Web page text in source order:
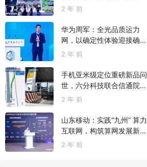
决方案亮相2024中国国际信
2 年 前
华为周军：全光品质运力
网，以确定性体验迎接确定
性的智能时代
2 年 前
手机亚米级定位重磅新品问
世，六分科技联合信通院发
布免费服务
2 年 前
山东移动：实践“九州” 算力
互联网，构筑算网发展新底
座
2 年 前